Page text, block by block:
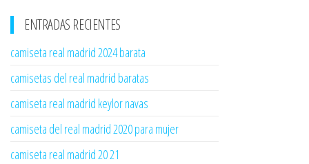
ENTRADAS RECIENTES
camiseta real madrid 2024 barata
camisetas del real madrid baratas
camiseta real madrid keylor navas
camiseta del real madrid 2020 para mujer
camiseta real madrid 20 21